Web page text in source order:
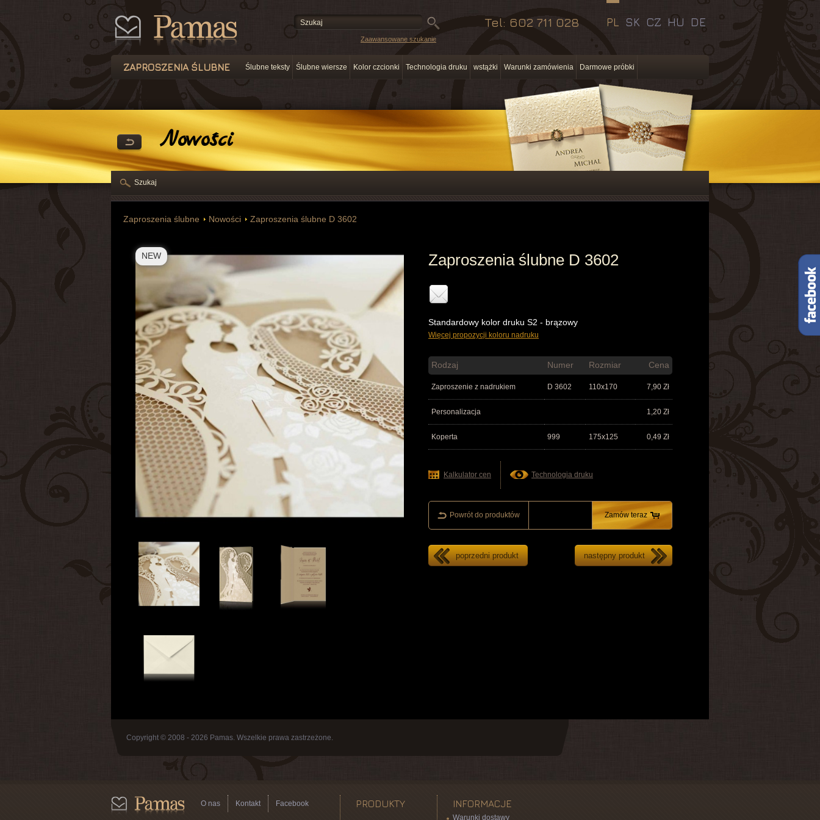
Nowości
Tel: 602 711 028 DE
HU
CZ
SK
PL
ZAPROSZENIA ŚLUBNE Ślubne teksty Ślubne wiersze Kolor czcionki Technologia druku wstążki Warunki zamówienia Darmowe próbki
Zaawansowane szukanie
Zaproszenia ślubne Nowości Zaproszenia ślubne D 3602
Zaproszenia ślubne D 3602
NEW
Standardowy kolor druku S2 - brązowy
Więcej propozycji koloru nadruku
Rodzaj Numer Rozmiar Cena
Zaproszenie z nadrukiem D 3602 110x170 7,90 Zł
Personalizacja 1,20 Zł
Koperta 999 175x125 0,49 Zł
Kalkulator cen Technologia druku
Powrót do produktów Zamów teraz
poprzedni produkt następny produkt
Szukaj
Copyright © 2008 - 2026 Pamas. Wszelkie prawa zastrzeżone.
O nas Kontakt Facebook PRODUKTY INFORMACJE
Warunki dostawy